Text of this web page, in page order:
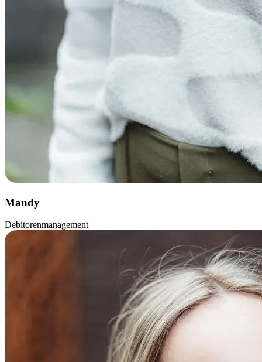
Mandy
Debitorenmanagement